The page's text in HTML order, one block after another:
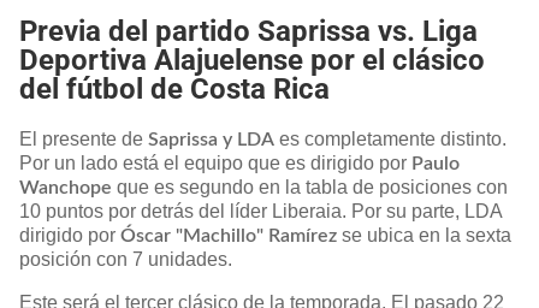
Previa del partido Saprissa vs. Liga
Deportiva Alajuelense por el clásico
del fútbol de Costa Rica
El presente de Saprissa y LDA es completamente distinto.
Por un lado está el equipo que es dirigido por Paulo
Wanchope que es segundo en la tabla de posiciones con
10 puntos por detrás del líder Liberaia. Por su parte, LDA
dirigido por Óscar "Machillo" Ramírez se ubica en la sexta
posición con 7 unidades.
Este será el tercer clásico de la temporada. El pasado 22